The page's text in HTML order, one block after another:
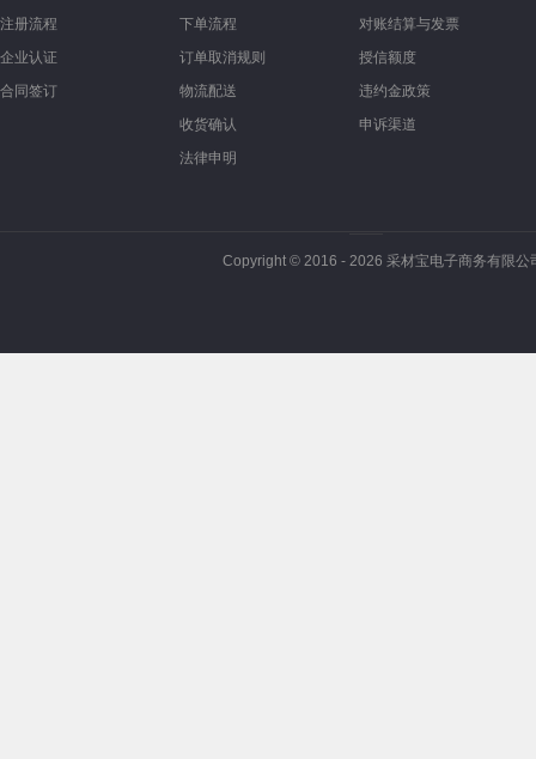
注册流程
企业认证
合同签订
下单流程
订单取消规则
物流配送
收货确认
法律申明
对账结算与发票
授信额度
违约金政策
申诉渠道
Copyright © 2016 - 2026 采材宝电子商务有限